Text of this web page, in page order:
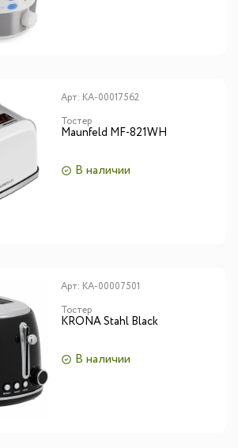
Арт: КА-00017562
Тостер
Maunfeld MF-821WH
В наличии
Арт: КА-00007501
Тостер
KRONA Stahl Black
В наличии